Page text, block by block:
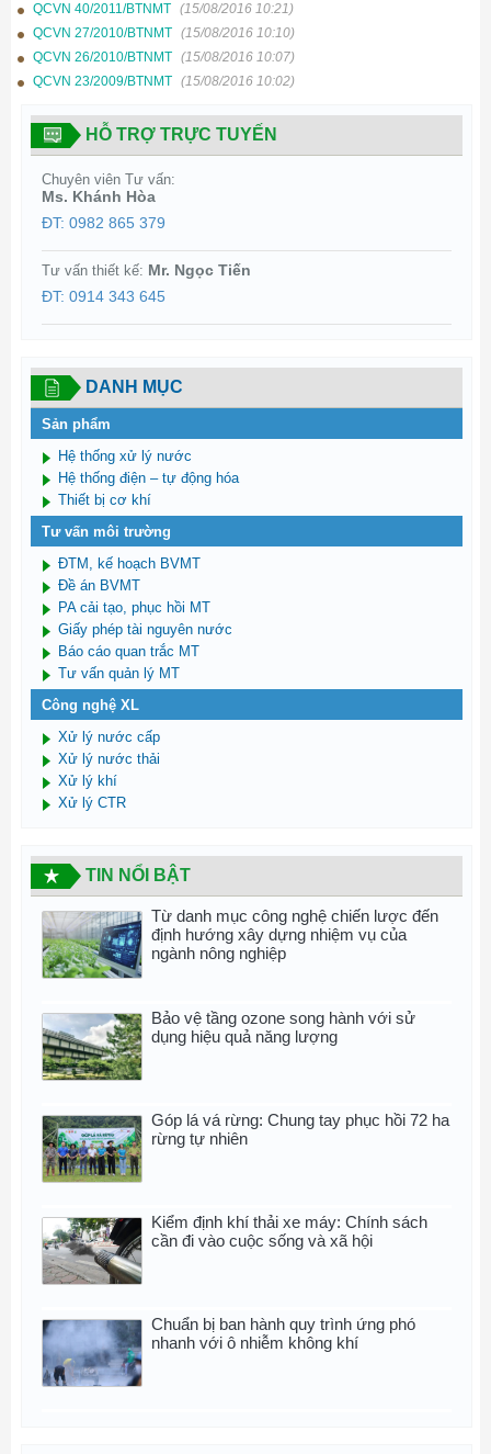
QCVN 40/2011/BTNMT (15/08/2016 10:21)
QCVN 27/2010/BTNMT (15/08/2016 10:10)
QCVN 26/2010/BTNMT (15/08/2016 10:07)
QCVN 23/2009/BTNMT (15/08/2016 10:02)
HỖ TRỢ TRỰC TUYẾN
Chuyên viên Tư vấn:
Ms. Khánh Hòa
ĐT: 0982 865 379
Tư vấn thiết kế: Mr. Ngọc Tiến
ĐT: 0914 343 645
DANH MỤC
Sản phẩm
Hệ thống xử lý nước
Hệ thống điện – tự động hóa
Thiết bị cơ khí
Tư vấn môi trường
ĐTM, kế hoạch BVMT
Đề án BVMT
PA cải tạo, phục hồi MT
Giấy phép tài nguyên nước
Báo cáo quan trắc MT
Tư vấn quản lý MT
Công nghệ XL
Xử lý nước cấp
Xử lý nước thải
Xử lý khí
Xử lý CTR
TIN NỔI BẬT
Từ danh mục công nghệ chiến lược đến
định hướng xây dựng nhiệm vụ của
ngành nông nghiệp
Bảo vệ tầng ozone song hành với sử
dụng hiệu quả năng lượng
Góp lá vá rừng: Chung tay phục hồi 72 ha
rừng tự nhiên
Kiểm định khí thải xe máy: Chính sách
cần đi vào cuộc sống và xã hội
Chuẩn bị ban hành quy trình ứng phó
nhanh với ô nhiễm không khí